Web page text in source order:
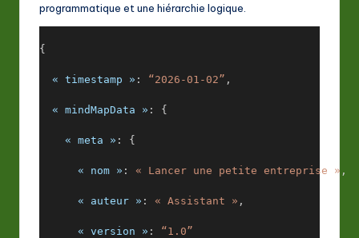
programmatique et une hiérarchie logique.
{
« timestamp » : “2026-01-02” ,
« mindMapData » : {
« meta » : {
« nom » : « Lancer une petite entreprise » ,
« auteur » : « Assistant » ,
« version » : “1.0”